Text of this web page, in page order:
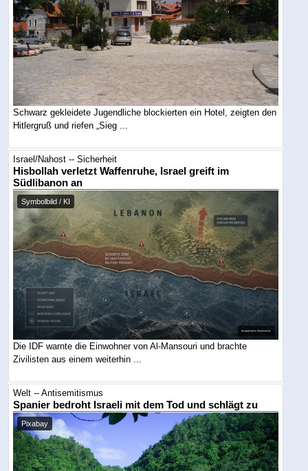
Schwarz gekleidete Jugendliche blockierten ein Hotel, zeigten den
Hitlergruß und riefen „Sieg ...
Israel/Nahost -- Sicherheit
Hisbollah verletzt Waffenruhe, Israel greift im
Südlibanon an
Symbolbild / KI
Die IDF warnte die Einwohner von Al-Mansouri und brachte
Zivilisten aus einem weiterhin ...
Welt -- Antisemitismus
Spanier bedroht Israeli mit dem Tod und schlägt zu
Pixabay